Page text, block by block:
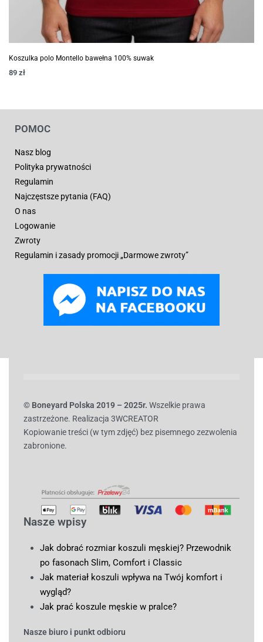
Koszulka polo Montello bawełna 100% suwak
89 zł
POMOC
Nasz blog
Polityka prywatności
Regulamin
Najczęstsze pytania (FAQ)
O nas
Logowanie
Zwroty
Regulamin i zasady promocji „Darmowe zwroty”
© Boneyard Polska 2019 – 2025r. Wszelkie prawa
zastrzeżone. Realizacja 3WCREATOR
Kopiowanie treści (w tym zdjęć) bez pisemnego zezwolenia
zabronione.
Nasze wpisy
Jak dobrać rozmiar koszuli męskiej? Przewodnik
po fasonach Slim, Comfort i Classic
Jak materiał koszuli wpływa na Twój komfort i
wygląd?
Jak prać koszule męskie w pralce?
Nasze biuro i punkt odbioru